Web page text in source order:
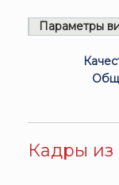
Параметры
Кадры из